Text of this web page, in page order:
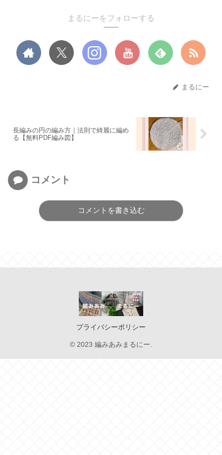
まるにーをフォローする
まるにー
長編みの円の編み方｜法則で綺麗に編め
る【無料PDF編み図】
コメント
コメントを書き込む
プライバシーポリシー
© 2023 編みあみまるにー.